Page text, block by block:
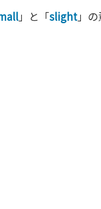
」と「slight」の